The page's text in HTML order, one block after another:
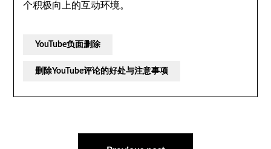
个积极向上的互动环境。
YouTube负面删除
删除YouTube评论的好处与注意事项